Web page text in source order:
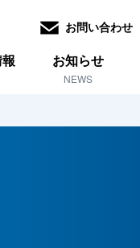
お問い合わせ
お知らせ
NEWS